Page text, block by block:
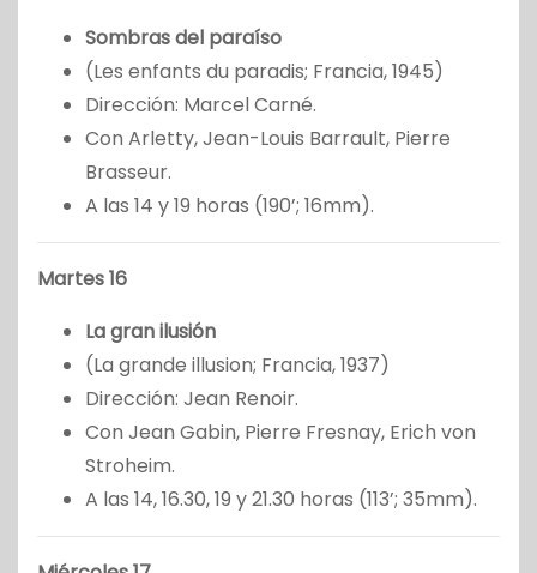
Sombras del paraíso
(Les enfants du paradis; Francia, 1945)
Dirección: Marcel Carné.
Con Arletty, Jean-Louis Barrault, Pierre
Brasseur.
A las 14 y 19 horas (190’; 16mm).
Martes 16
La gran ilusión
(La grande illusion; Francia, 1937)
Dirección: Jean Renoir.
Con Jean Gabin, Pierre Fresnay, Erich von
Stroheim.
A las 14, 16.30, 19 y 21.30 horas (113’; 35mm).